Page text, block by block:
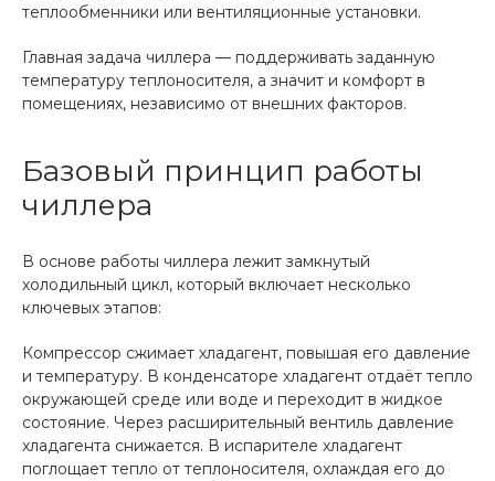
теплообменники или вентиляционные установки.
Главная задача чиллера — поддерживать заданную
температуру теплоносителя, а значит и комфорт в
помещениях, независимо от внешних факторов.
Базовый принцип работы
чиллера
В основе работы чиллера лежит замкнутый
холодильный цикл, который включает несколько
ключевых этапов:
Компрессор сжимает хладагент, повышая его давление
и температуру. В конденсаторе хладагент отдаёт тепло
окружающей среде или воде и переходит в жидкое
состояние. Через расширительный вентиль давление
хладагента снижается. В испарителе хладагент
поглощает тепло от теплоносителя, охлаждая его до